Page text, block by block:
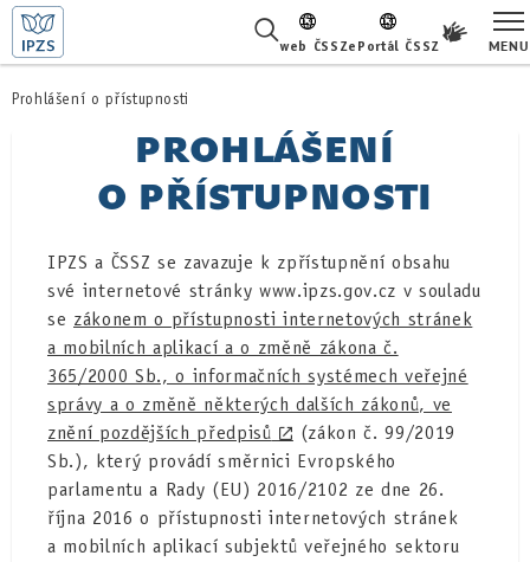
web ČSSZePortál ČSSZ MENU
ŽIVOTNÍ SITUACE
KARIÉRA
PRO LÉKAŘE
PRO MÉDIA
KONTAKTY
Prohlášení o přístupnosti
PROHLÁŠENÍ
O PŘÍSTUPNOSTI
IPZS a ČSSZ se zavazuje k zpřístupnění obsahu
své internetové stránky www.ipzs.gov.cz v souladu
se zákonem o přístupnosti internetových stránek
a mobilních aplikací a o změně zákona č.
365/2000 Sb., o informačních systémech veřejné
správy a o změně některých dalších zákonů, ve
znění pozdějších předpisů
(zákon č. 99/2019
Sb.), který provádí směrnici Evropského
parlamentu a Rady (EU) 2016/2102 ze dne 26.
října 2016 o přístupnosti internetových stránek
a mobilních aplikací subjektů veřejného sektoru